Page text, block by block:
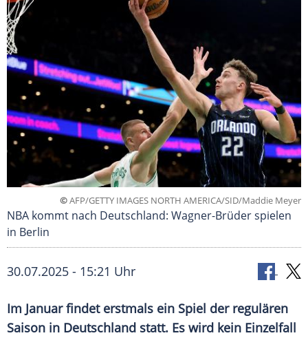
©AFP/GETTY IMAGES NORTH AMERICA/SID/Maddie Meyer
NBA kommt nach Deutschland: Wagner-Brüder spielen
in Berlin
30.07.2025 - 15:21 Uhr
Im Januar findet erstmals ein Spiel der regulären
Saison in Deutschland statt. Es wird kein Einzelfall